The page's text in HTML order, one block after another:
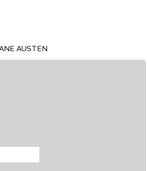
AUSTEN